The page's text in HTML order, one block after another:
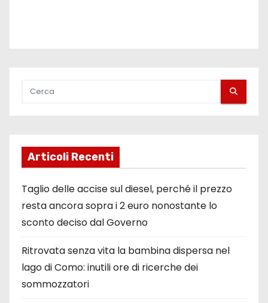
Articoli Recenti
Taglio delle accise sul diesel, perché il prezzo
resta ancora sopra i 2 euro nonostante lo
sconto deciso dal Governo
Ritrovata senza vita la bambina dispersa nel
lago di Como: inutili ore di ricerche dei
sommozzatori